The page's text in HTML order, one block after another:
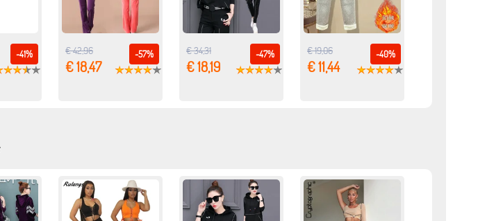
-41% -57%
€ 42,96
€ 18,47
-47%
€ 34,31
€ 18,19
-40%
€ 19,06
€ 11,44